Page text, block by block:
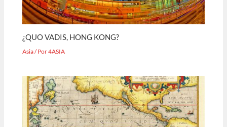
¿QUO VADIS, HONG KONG?
Asia/ Por4ASIA